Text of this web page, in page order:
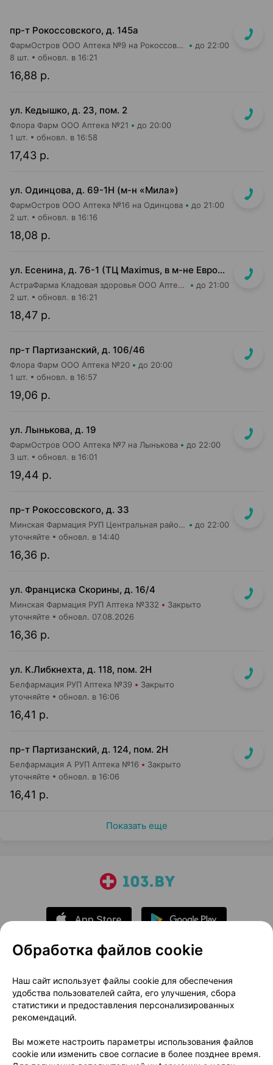
пр-т Рокоссовского, д. 145а
ФармОстров ООО Аптека №9 на Рокоссовского до 22:00
16,88 р.
8 шт. обновл. в 16:21
ул. Кедышко, д. 23, пом. 2
Флора Фарм ООО Аптека №21 до 20:00
17,43 р.
1 шт. обновл. в 16:58
ул. Одинцова, д. 69-1Н (м-н «Мила»)
ФармОстров ООО Аптека №16 на Одинцова до 21:00
18,08 р.
2 шт. обновл. в 16:16
ул. Есенина, д. 76-1 (ТЦ Maximus, в м-не Евроопт Super)
АстраФарма Кладовая здоровья ООО Аптека №9 до 21:00
18,47 р.
2 шт. обновл. в 16:21
пр-т Партизанский, д. 106/46
Флора Фарм ООО Аптека №20 до 20:00
19,06 р.
1 шт. обновл. в 16:57
ул. Лынькова, д. 19
ФармОстров ООО Аптека №7 на Лынькова до 22:00
19,44 р.
3 шт. обновл. в 16:01
пр-т Рокоссовского, д. 33
Минская Фармация РУП Центральная районная аптека №182 до 22:00
16,36 р.
уточняйте обновл. в 14:40
ул. Франциска Скорины, д. 16/4
Минская Фармация РУП Аптека №332 Закрыто
16,36 р.
уточняйте обновл. 07.08.2026
ул. К.Либкнехта, д. 118, пом. 2Н
Белфармация РУП Аптека №39 Закрыто
16,41 р.
уточняйте обновл. в 16:06
пр-т Партизанский, д. 124, пом. 2Н
Белфармация А РУП Аптека №16 Закрыто
16,41 р.
уточняйте обновл. в 16:06
Показать еще
О проекте
Новости проекта
Размещение рекламы
Медицинский маркетинг
Публичный договор
Доставка
Способы оплаты
Вакансии
Партнеры
Обработка файлов cookie
Наш сайт использует файлы cookie для обеспечения
удобства пользователей сайта, его улучшения, сбора
статистики и предоставления персонализированных
рекомендаций.
Вы можете настроить параметры использования файлов
cookie или изменить свое согласие в более позднее время.